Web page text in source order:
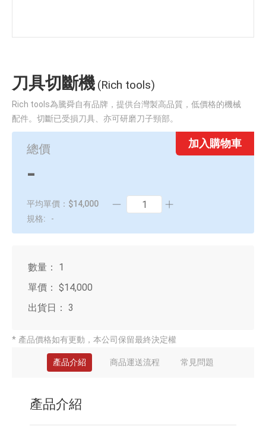
刀具切斷機 (Rich tools)
Rich tools為騰舜自有品牌，提供台灣製高品質，低價格的機械
配件。切斷已受損刀具、亦可研磨刀子頸部。
總價
-
平均單價：$14,000
加入購物車
規格: -
數量：
1
單價： $14,000
出貨日： 3
* 產品價格如有更動，本公司保留最終決定權
產品介紹 商品運送流程 常見問題
產品介紹